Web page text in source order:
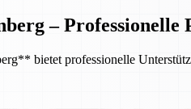
– Professionelle
bietet professionelle